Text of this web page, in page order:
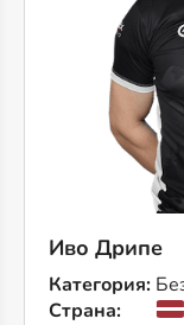
Иво Дрипе
Категория:
Страна: